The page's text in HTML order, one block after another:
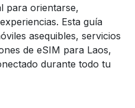
para orientarse,
Esta guía
asequibles, servicios
de eSIM para Laos,
durante todo tu